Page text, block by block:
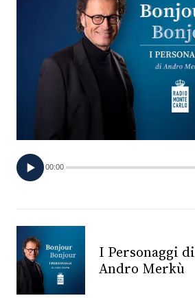
CONCORSI
EVENTI
TV
PRINCIPATO
MONACO
RMC
CONSIGLIA
00:00
I Personaggi di
Andro Merkù